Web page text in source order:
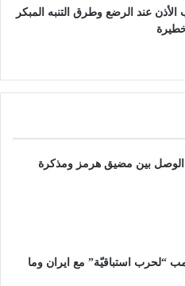
الأذن عند الرضع وطرق التنبه المبكر
بين مضيق هرمز ومذكرة
“لحرب استباقيّة” مع ايران وما